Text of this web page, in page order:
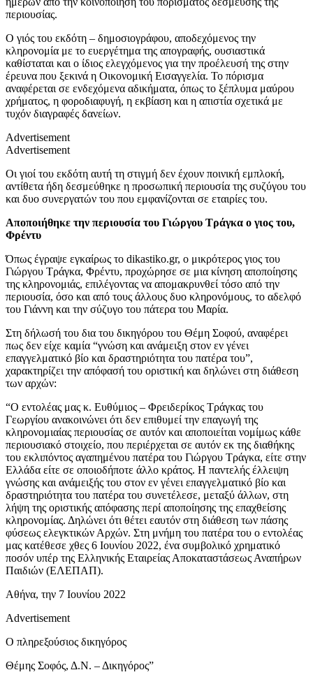
περιουσίας.
Ο γιός του εκδότη – δημοσιογράφου, αποδεχόμενος την
κληρονομία με το ευεργέτημα της απογραφής, ουσιαστικά
καθίσταται και ο ίδιος ελεγχόμενος για την προέλευσή της στην
έρευνα που ξεκινά η Οικονομική Εισαγγελία. Το πόρισμα
αναφέρεται σε ενδεχόμενα αδικήματα, όπως το ξέπλυμα μαύρου
χρήματος, η φοροδιαφυγή, η εκβίαση και η απιστία σχετικά με
τυχόν διαγραφές δανείων.
Advertisement
Advertisement
Οι γιοί του εκδότη αυτή τη στιγμή δεν έχουν ποινική εμπλοκή,
αντίθετα ήδη δεσμεύθηκε η προσωπική περιουσία της συζύγου του
και δυο συνεργατών του που εμφανίζονται σε εταιρίες του.
Αποποιήθηκε την περιουσία του Γιώργου Τράγκα ο γιος του,
Φρέντυ
Όπως έγραψε εγκαίρως το dikastiko.gr, ο μικρότερος γιος του
Γιώργου Τράγκα, Φρέντυ, προχώρησε σε μια κίνηση αποποίησης
της κληρονομιάς, επιλέγοντας να απομακρυνθεί τόσο από την
περιουσία, όσο και από τους άλλους δυο κληρονόμους, το αδελφό
του Γιάννη και την σύζυγο του πάτερα του Μαρία.
Στη δήλωσή του δια του δικηγόρου του Θέμη Σοφού, αναφέρει
πως δεν είχε καμία “γνώση και ανάμειξη στον εν γένει
επαγγελματικό βίο και δραστηριότητα του πατέρα του”,
χαρακτηρίζει την απόφασή του οριστική και δηλώνει στη διάθεση
των αρχών:
“Ο εντολέας μας κ. Ευθύμιος – Φρειδερίκος Τράγκας του
Γεωργίου ανακοινώνει ότι δεν επιθυμεί την επαγωγή της
κληρονομιαίας περιουσίας σε αυτόν και αποποιείται νομίμως κάθε
περιουσιακό στοιχείο, που περιέρχεται σε αυτόν εκ της διαθήκης
του εκλιπόντος αγαπημένου πατέρα του Γιώργου Τράγκα, είτε στην
Ελλάδα είτε σε οποιοδήποτε άλλο κράτος. Η παντελής έλλειψη
γνώσης και ανάμειξής του στον εν γένει επαγγελματικό βίο και
δραστηριότητα του πατέρα του συνετέλεσε, μεταξύ άλλων, στη
λήψη της οριστικής απόφασης περί αποποίησης της επαχθείσης
κληρονομίας. Δηλώνει ότι θέτει εαυτόν στη διάθεση των πάσης
φύσεως ελεγκτικών Αρχών. Στη μνήμη του πατέρα του ο εντολέας
μας κατέθεσε χθες 6 Ιουνίου 2022, ένα συμβολικό χρηματικό
ποσόν υπέρ της Ελληνικής Εταιρείας Αποκαταστάσεως Αναπήρων
Παιδιών (ΕΛΕΠΑΠ).
Αθήνα, την 7 Ιουνίου 2022
Advertisement
Ο πληρεξούσιος δικηγόρος
Θέμης Σοφός, Δ.Ν. – Δικηγόρος”